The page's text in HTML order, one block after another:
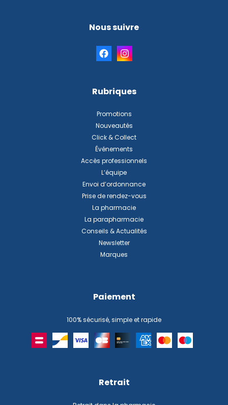
Nous suivre
Rubriques
Promotions
Nouveautés
Click & Collect
Événements
Accès professionnels
L’équipe
Envoi d’ordonnance
Prise de rendez-vous
La pharmacie
La parapharmacie
Conseils & Actualités
Newsletter
Marques
Paiement
100% sécurisé, simple et rapide
Retrait